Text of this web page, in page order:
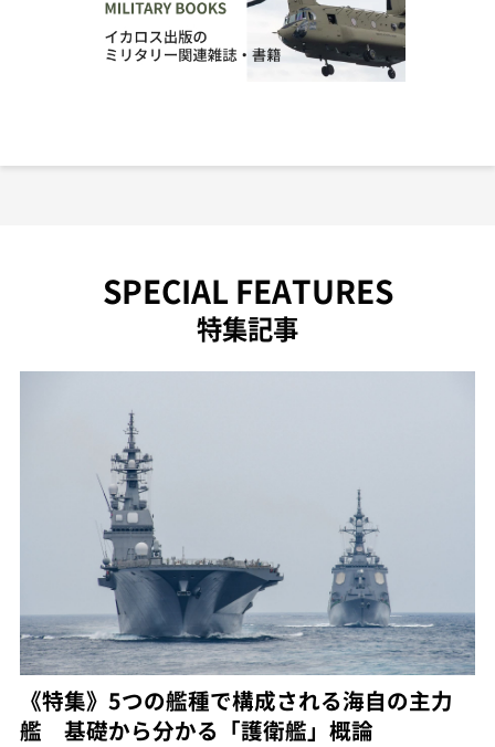
SPECIAL FEATURES
特集記事
《特集》5つの艦種で構成される海自の主力
艦 基礎から分かる「護衛艦」概論